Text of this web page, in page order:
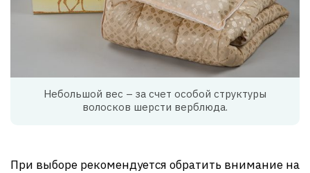
Небольшой вес – за счет особой структуры
волосков шерсти верблюда.
При выборе рекомендуется обратить внимание на